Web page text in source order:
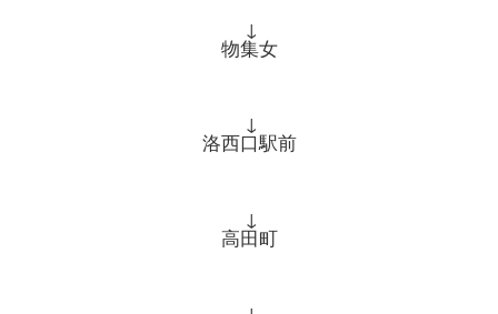
↓
物集女
↓
洛西口駅前
↓
高田町